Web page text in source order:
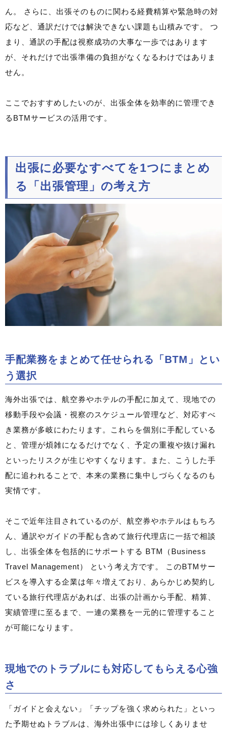
ん。 さらに、出張そのものに関わる経費精算や緊急時の対
応など、通訳だけでは解決できない課題も山積みです。 つ
まり、通訳の手配は視察成功の大事な一歩ではあります
が、それだけで出張準備の負担がなくなるわけではありま
せん。
ここでおすすめしたいのが、出張全体を効率的に管理でき
るBTMサービスの活用です。
出張に必要なすべてを1つにまとめ
る「出張管理」の考え方
手配業務をまとめて任せられる「BTM」とい
う選択
海外出張では、航空券やホテルの手配に加えて、現地での
移動手段や会議・視察のスケジュール管理など、対応すべ
き業務が多岐にわたります。これらを個別に手配している
と、管理が煩雑になるだけでなく、予定の重複や抜け漏れ
といったリスクが生じやすくなります。また、こうした手
配に追われることで、本来の業務に集中しづらくなるのも
実情です。
そこで近年注目されているのが、航空券やホテルはもちろ
ん、通訳やガイドの手配も含めて旅行代理店に一括で相談
し、出張全体を包括的にサポートする BTM（Business
Travel Management） という考え方です。 このBTMサー
ビスを導入する企業は年々増えており、あらかじめ契約し
ている旅行代理店があれば、出張の計画から手配、精算、
実績管理に至るまで、一連の業務を一元的に管理すること
が可能になります。
現地でのトラブルにも対応してもらえる心強
さ
「ガイドと会えない」「チップを強く求められた」といっ
た予期せぬトラブルは、海外出張中には珍しくありませ